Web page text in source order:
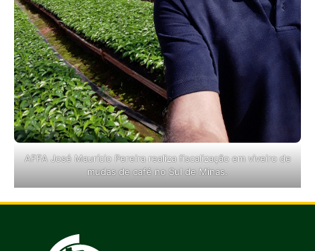
AFFA José Maurício Pereira realiza fiscalização em viveiro de
mudas de café no Sul de Minas.